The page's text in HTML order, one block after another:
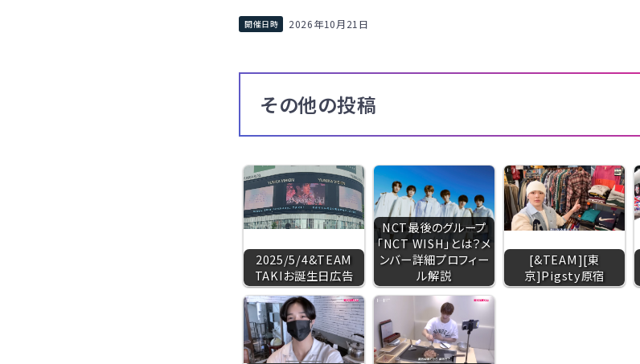
2026年10月21日
その他の投稿
2025/5/4&TEAM
TAKIお誕生日広告
NCT最後のグループ
「NCT WISH」とは？メ
ンバー詳細プロフィー
ル解説
[&TEAM][東
京]Pigsty原宿